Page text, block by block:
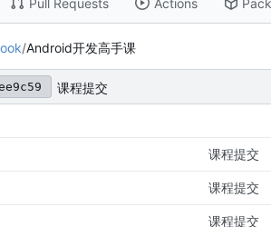
/Android开发高手课
课程提交
课程提交
课程提交
课程提交